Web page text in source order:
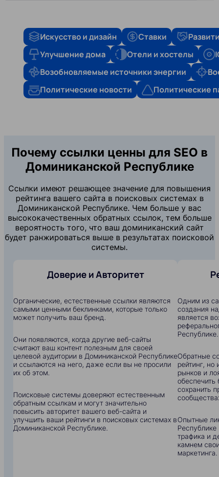
Искусство и дизайн Ставки
Улучшение дома
Отели и хостелы
Возобновляемые источники энергии
Политические новости
Политические
Почему ссылки ценны для SEO в
Доминиканской Республике
Ссылки имеют решающее значение для повышения
рейтинга вашего сайта в поисковых системах в
Доминиканской Республике. Чем больше у вас
высококачественных обратных ссылок, тем больше
вероятность того, что ваш доминиканский сайт
будет ранжироваться выше в результатах поисковой
системы.
Доверие и Авторитет
Органические, естественные ссылки являются
самыми ценными беклинками, которые только
может получить ваш бренд.
Они появляются, когда другие веб-сайты
считают ваш контент полезным для своей
целевой аудитории в Доминиканской Республике
и ссылаются на него, даже если вы не просили
их об этом.
Поисковые системы доверяют естественным
обратным ссылкам и могут значительно
повысить авторитет вашего веб-сайта и
улучшить ваши рейтинги в поисковых системах в
Доминиканской Республике.
Одним из
создания
является
Республике.
Обратные
рейтинг,
рынков и
сохранить
Опытные
трафика и
камнем
маркетинга.